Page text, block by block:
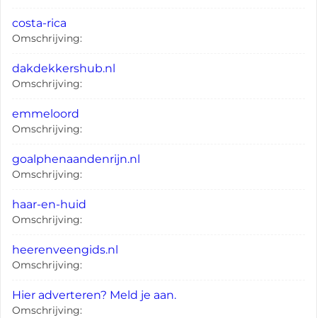
costa-rica
Omschrijving:
dakdekkershub.nl
Omschrijving:
emmeloord
Omschrijving:
goalphenaandenrijn.nl
Omschrijving:
haar-en-huid
Omschrijving:
heerenveengids.nl
Omschrijving:
Hier adverteren? Meld je aan.
Omschrijving: